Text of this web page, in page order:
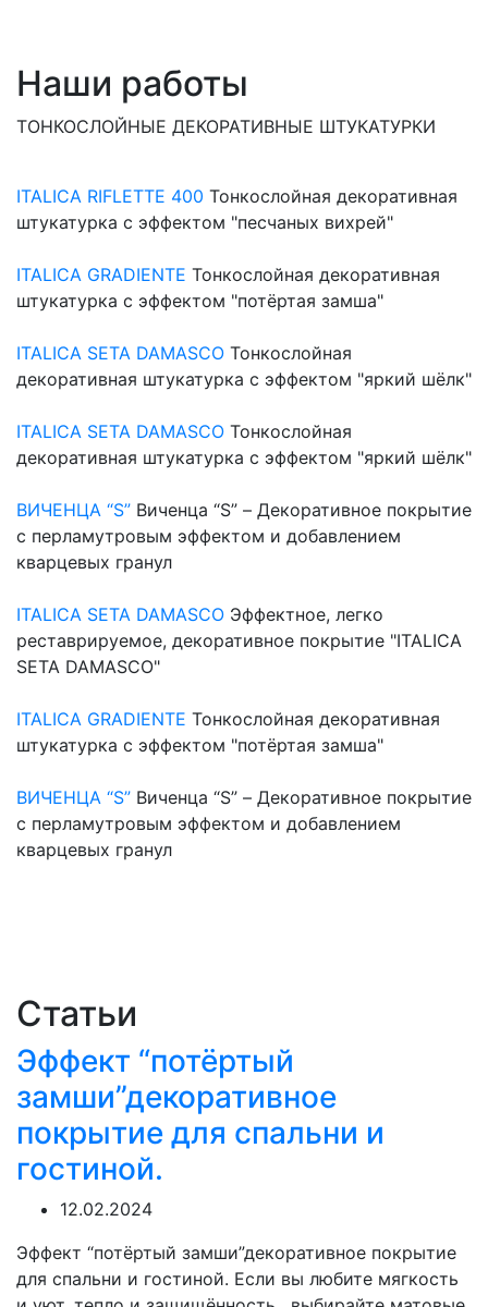
Наши работы
ТОНКОСЛОЙНЫЕ ДЕКОРАТИВНЫЕ ШТУКАТУРКИ
ITALICA RIFLETTE 400 Тонкослойная декоративная
штукатурка с эффектом "песчаных вихрей"
ITALICA GRADIENTE Тонкослойная декоративная
штукатурка с эффектом "потёртая замша"
ITALICA SETA DAMASCO Тонкослойная
декоративная штукатурка с эффектом "яркий шёлк"
ITALICA SETA DAMASCO Тонкослойная
декоративная штукатурка с эффектом "яркий шёлк"
ВИЧЕНЦА “S” Виченца “S” – Декоративное покрытие
с перламутровым эффектом и добавлением
кварцевых гранул
ITALICA SETA DAMASCO Эффектное, легко
реставрируемое, декоративное покрытие "ITALICA
SETA DAMASCO"
ITALICA GRADIENTE Тонкослойная декоративная
штукатурка с эффектом "потёртая замша"
ВИЧЕНЦА “S” Виченца “S” – Декоративное покрытие
с перламутровым эффектом и добавлением
кварцевых гранул
Статьи
Эффект “потёртый
замши”декоративное
покрытие для спальни и
гостиной.
12.02.2024
Эффект “потёртый замши”декоративное покрытие
для спальни и гостиной. Если вы любите мягкость